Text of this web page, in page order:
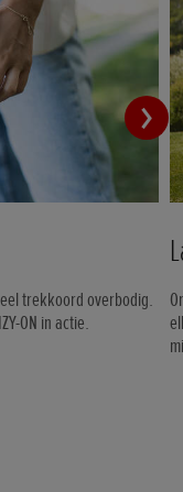
trekkoord overbodig.
ON in actie.